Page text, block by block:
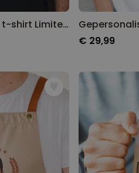
Gepersonaliseerd t-shirt Limited Edition met jaartal
€ 29,99